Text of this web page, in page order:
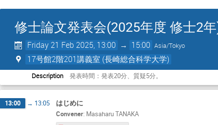
修士論文発表会(2025年度 修士2
Friday 21 Feb 2025, 13:00 → 15:00 Asia/Tokyo
17号館2階201講義室 (長崎総合科学大学)
Description 発表時間：発表20分、質疑5分。
13:00 → 13:05 はじめに
Convener: Masaharu TANAKA